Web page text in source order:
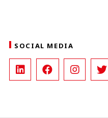
SOCIAL MEDIA